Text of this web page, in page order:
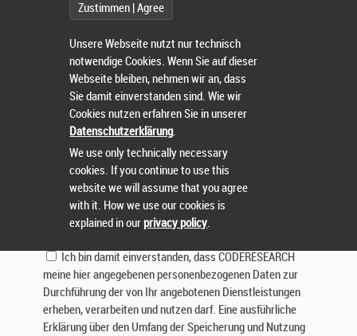
Nachricht:
Lösen Sie die Aufgabe:
Ich bin damit einverstanden, dass CODERESEARCH
meine hier angegebenen personenbezogenen Daten zur
Durchführung der von Ihr angebotenen Dienstleistungen
erheben, verarbeiten und nutzen darf. Eine ausführliche
Erklärung über den Umfang der Speicherung und Nutzung
Zustimmen | Agree
Unsere Webseite nutzt nur technisch
notwendige Cookies. Wenn Sie auf dieser
Webseite bleiben, nehmen wir an, dass
Sie damit einverstanden sind. Wie wir
Cookies nutzen erfahren Sie in unserer
Datenschutzerklärung.
We use only technically necessary
cookies. If you continue to use this
website we will assume that you agree
with it. How we use our cookies is
explained in ourprivacy policy.